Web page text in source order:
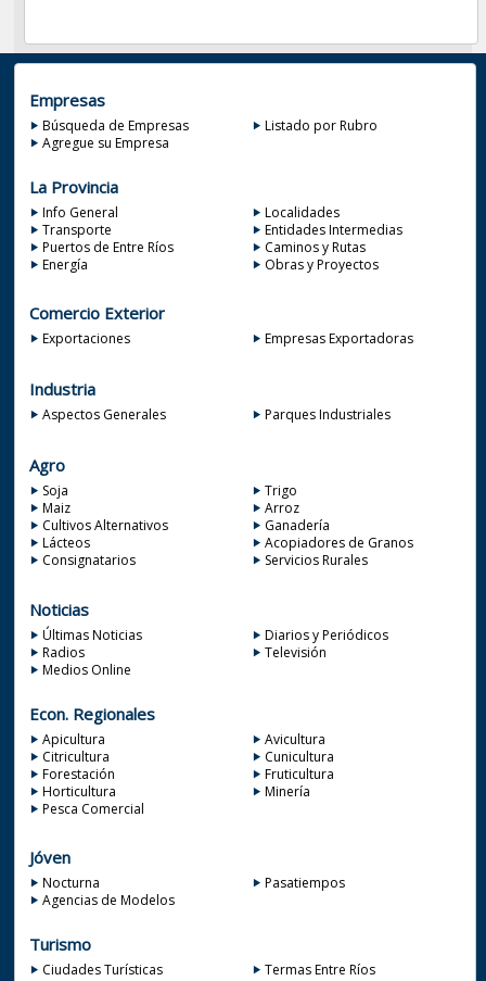
Empresas
Búsqueda de Empresas
Listado por Rubro
Agregue su Empresa
La Provincia
Info General
Localidades
Transporte
Entidades Intermedias
Puertos de Entre Ríos
Caminos y Rutas
Energía
Obras y Proyectos
Comercio Exterior
Exportaciones Empresas Exportadoras
Industria
Aspectos Generales Parques Industriales
Agro
Soja
Trigo
Maiz
Arroz
Cultivos Alternativos
Ganadería
Lácteos
Acopiadores de Granos
Consignatarios
Servicios Rurales
Noticias
Últimas Noticias
Diarios y Periódicos
Radios
Televisión
Medios Online
Econ. Regionales
Apicultura
Avicultura
Citricultura
Cunicultura
Forestación
Fruticultura
Horticultura
Minería
Pesca Comercial
Jóven
Nocturna
Pasatiempos
Agencias de Modelos
Turismo
Ciudades Turísticas
Termas Entre Ríos